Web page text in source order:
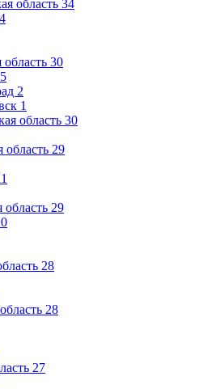
область 34
область 30
2
1
область 30
область 29
область 29
28
28
27